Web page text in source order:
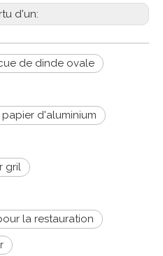
d'un:
de dinde ovale
d'aluminium
gril
la restauration